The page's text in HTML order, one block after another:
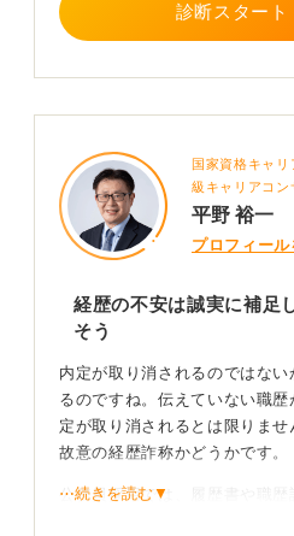
診断スタート
国家資格キャ
級キャリアコン
平野 裕一
プロフィール
経歴の不安は誠実に補足
そう
内定が取り消されるのではな
るのですね。伝えていない職
定が取り消されるとは限りませ
故意の経歴詐称かどうかです。
公務員採用では、履歴書や職歴
⋯続きを読む▼